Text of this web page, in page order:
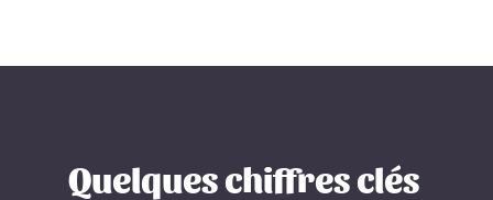
Quelques chiffres clés